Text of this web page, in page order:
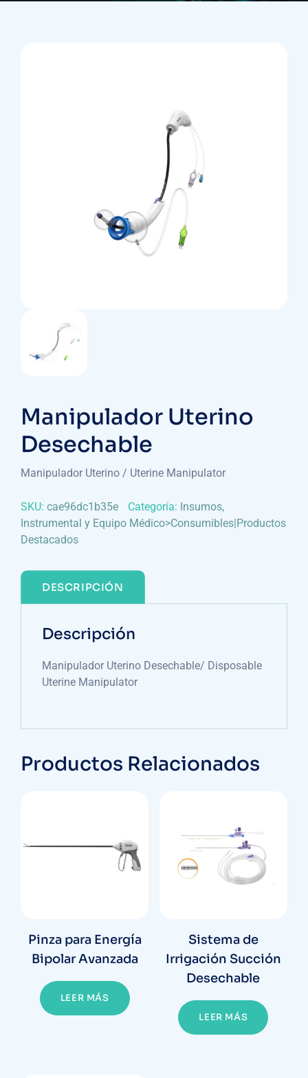
Manipulador Uterino
Desechable
Manipulador Uterino / Uterine Manipulator
SKU: cae96dc1b35e Categoría: Insumos,
Instrumental y Equipo Médico>Consumibles|Productos
Destacados
DESCRIPCIÓN
Descripción
Manipulador Uterino Desechable/ Disposable
Uterine Manipulator
Productos Relacionados
Pinza para Energía
Bipolar Avanzada
LEER MÁS
Sistema de
Irrigación Succión
Desechable
LEER MÁS